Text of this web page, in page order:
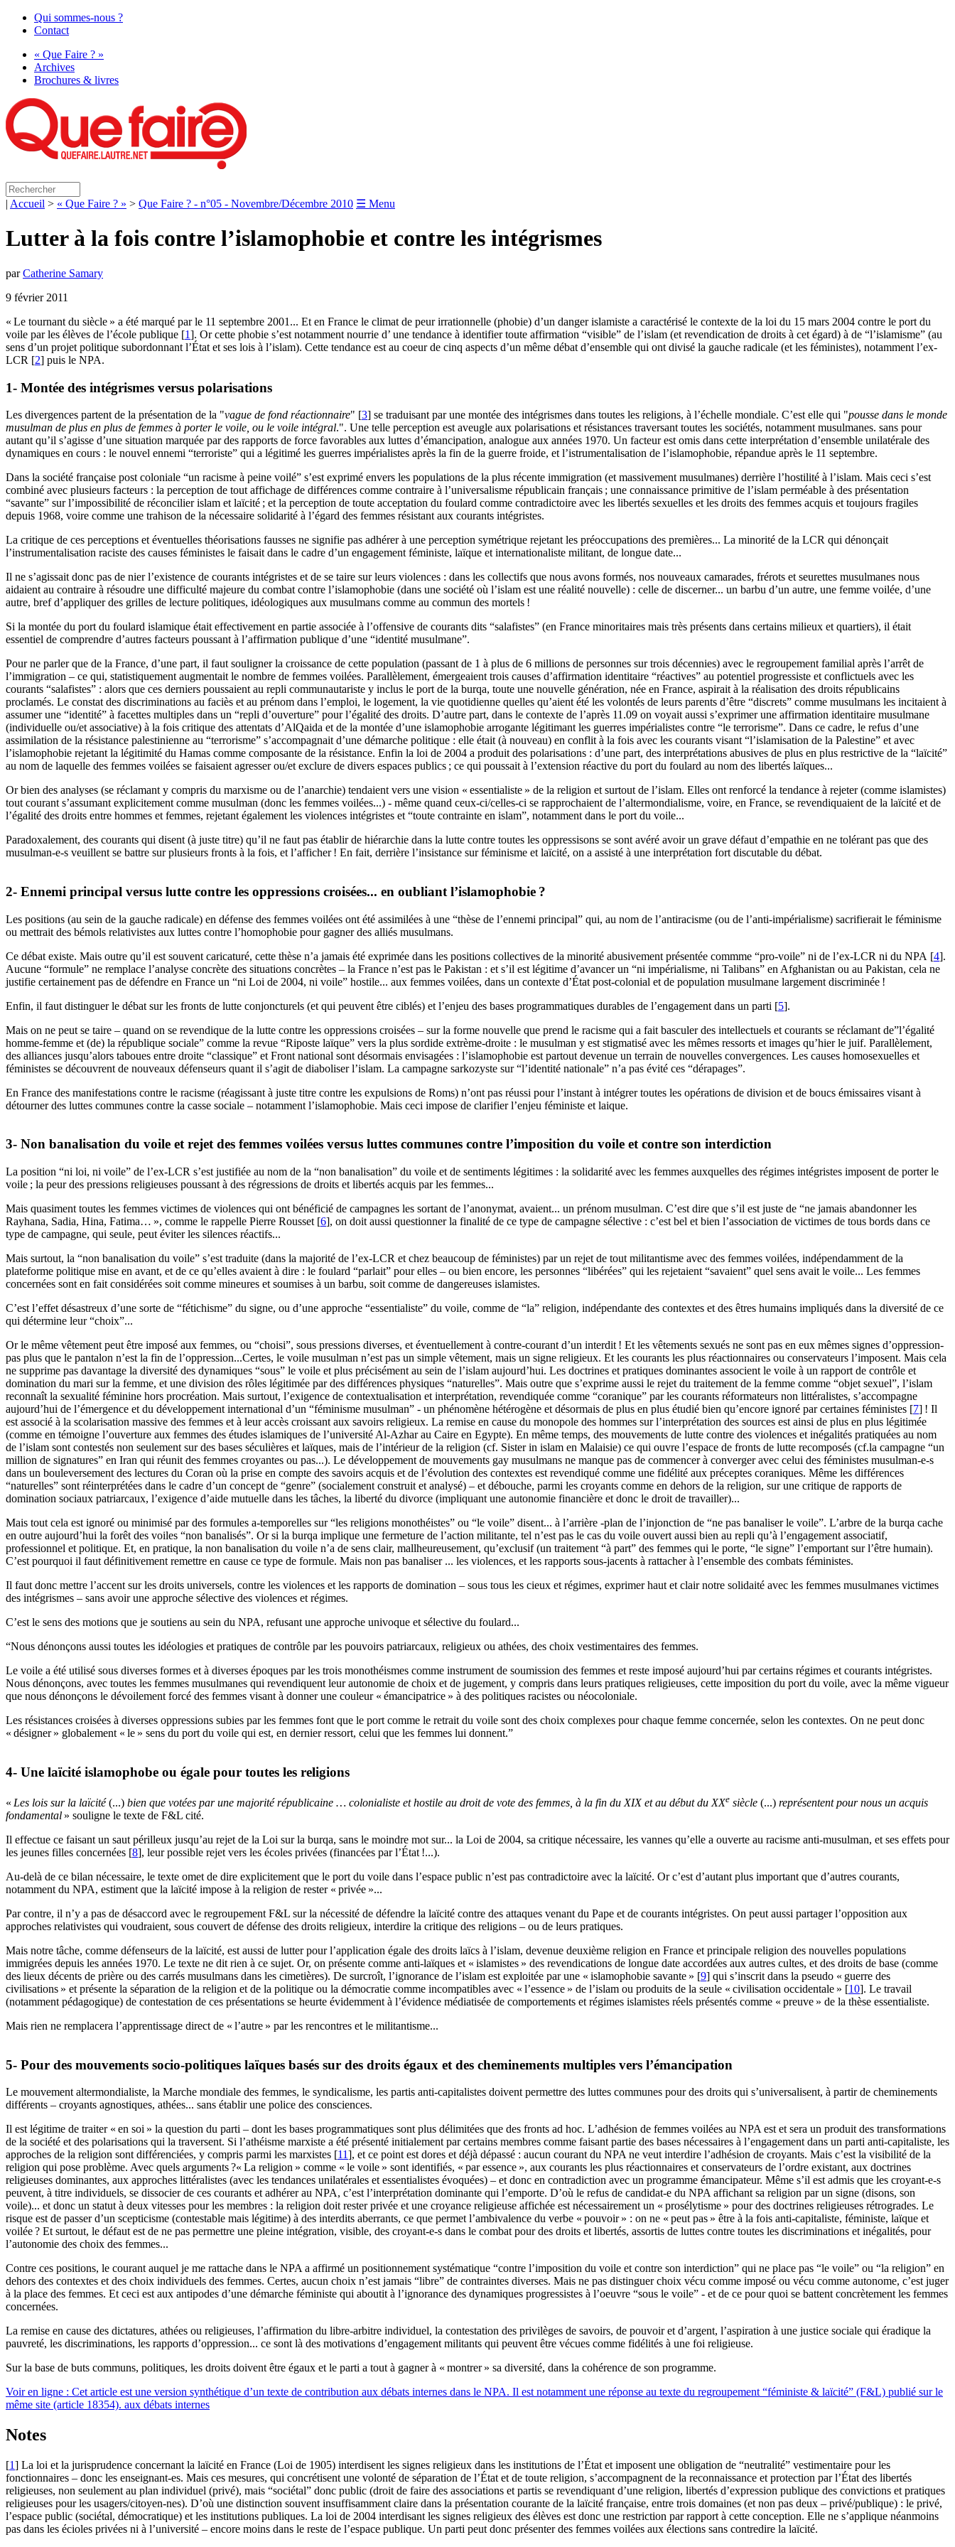
Qui sommes-nous ?
Contact
« Que Faire ? »
Archives
Brochures & livres
| Accueil > « Que Faire ? » > Que Faire ? - n°05 - Novembre/Décembre 2010 ☰ Menu
Lutter à la fois contre l’islamophobie et contre les intégrismes
parCatherine Samary
9 février 2011
« Le tournant du siècle » a été marqué par le 11 septembre 2001... Et en France le climat de peur irrationnelle (phobie) d’un danger islamiste a caractérisé le contexte de la loi du 15 mars 2004 contre le port du
voile par les élèves de l’école publique [1]. Or cette phobie s’est notamment nourrie d’ une tendance à identifier toute affirmation “visible” de l’islam (et revendication de droits à cet égard) à de “l’islamisme” (au
sens d’un projet politique subordonnant l’État et ses lois à l’islam). Cette tendance est au coeur de cinq aspects d’un même débat d’ensemble qui ont divisé la gauche radicale (et les féministes), notamment l’ex-
LCR [2] puis le NPA.
1- Montée des intégrismes versus polarisations
Les divergences partent de la présentation de la "vague de fond réactionnaire" [3] se traduisant par une montée des intégrismes dans toutes les religions, à l’échelle mondiale. C’est elle qui "pousse dans le monde
musulman de plus en plus de femmes à porter le voile, ou le voile intégral.". Une telle perception est aveugle aux polarisations et résistances traversant toutes les sociétés, notamment musulmanes. sans pour
autant qu’il s’agisse d’une situation marquée par des rapports de force favorables aux luttes d’émancipation, analogue aux années 1970. Un facteur est omis dans cette interprétation d’ensemble unilatérale des
dynamiques en cours : le nouvel ennemi “terroriste” qui a légitimé les guerres impérialistes après la fin de la guerre froide, et l’istrumentalisation de l’islamophobie, répandue après le 11 septembre.
Dans la société française post coloniale “un racisme à peine voilé” s’est exprimé envers les populations de la plus récente immigration (et massivement musulmanes) derrière l’hostilité à l’islam. Mais ceci s’est
combiné avec plusieurs facteurs : la perception de tout affichage de différences comme contraire à l’universalisme républicain français ; une connaissance primitive de l’islam perméable à des présentation
“savante” sur l’impossibilité de réconcilier islam et laïcité ; et la perception de toute acceptation du foulard comme contradictoire avec les libertés sexuelles et les droits des femmes acquis et toujours fragiles
depuis 1968, voire comme une trahison de la nécessaire solidarité à l’égard des femmes résistant aux courants intégristes.
La critique de ces perceptions et éventuelles théorisations fausses ne signifie pas adhérer à une perception symétrique rejetant les préoccupations des premières... La minorité de la LCR qui dénonçait
l’instrumentalisation raciste des causes féministes le faisait dans le cadre d’un engagement féministe, laïque et internationaliste militant, de longue date...
Il ne s’agissait donc pas de nier l’existence de courants intégristes et de se taire sur leurs violences : dans les collectifs que nous avons formés, nos nouveaux camarades, frérots et seurettes musulmanes nous
aidaient au contraire à résoudre une difficulté majeure du combat contre l’islamophobie (dans une société où l’islam est une réalité nouvelle) : celle de discerner... un barbu d’un autre, une femme voilée, d’une
autre, bref d’appliquer des grilles de lecture politiques, idéologiques aux musulmans comme au commun des mortels !
Si la montée du port du foulard islamique était effectivement en partie associée à l’offensive de courants dits “salafistes” (en France minoritaires mais très présents dans certains milieux et quartiers), il était
essentiel de comprendre d’autres facteurs poussant à l’affirmation publique d’une “identité musulmane”.
Pour ne parler que de la France, d’une part, il faut souligner la croissance de cette population (passant de 1 à plus de 6 millions de personnes sur trois décennies) avec le regroupement familial après l’arrêt de
l’immigration – ce qui, statistiquement augmentait le nombre de femmes voilées. Parallèlement, émergeaient trois causes d’affirmation identitaire “réactives” au potentiel progressiste et conflictuels avec les
courants “salafistes” : alors que ces derniers poussaient au repli communautariste y inclus le port de la burqa, toute une nouvelle génération, née en France, aspirait à la réalisation des droits républicains
proclamés. Le constat des discriminations au faciès et au prénom dans l’emploi, le logement, la vie quotidienne quelles qu’aient été les volontés de leurs parents d’être “discrets” comme musulmans les incitaient à
assumer une “identité” à facettes multiples dans un “repli d’ouverture” pour l’égalité des droits. D’autre part, dans le contexte de l’après 11.09 on voyait aussi s’exprimer une affirmation identitaire musulmane
(individuelle ou/et associative) à la fois critique des attentats d’AlQaida et de la montée d’une islamophobie arrogante légitimant les guerres impérialistes contre “le terrorisme”. Dans ce cadre, le refus d’une
assimilation de la résistance palestinienne au “terrorisme” s’accompagnait d’une démarche politique : elle était (à nouveau) en conflit à la fois avec les courants visant “l’islamisation de la Palestine” et avec
l’islamophobie rejetant la légitimité du Hamas comme composante de la résistance. Enfin la loi de 2004 a produit des polarisations : d’une part, des interprétations abusives de plus en plus restrictive de la “laïcité”
au nom de laquelle des femmes voilées se faisaient agresser ou/et exclure de divers espaces publics ; ce qui poussait à l’extension réactive du port du foulard au nom des libertés laïques...
Or bien des analyses (se réclamant y compris du marxisme ou de l’anarchie) tendaient vers une vision « essentialiste » de la religion et surtout de l’islam. Elles ont renforcé la tendance à rejeter (comme islamistes)
tout courant s’assumant explicitement comme musulman (donc les femmes voilées...) - même quand ceux-ci/celles-ci se rapprochaient de l’altermondialisme, voire, en France, se revendiquaient de la laïcité et de
l’égalité des droits entre hommes et femmes, rejetant également les violences intégristes et “toute contrainte en islam”, notamment dans le port du voile...
Paradoxalement, des courants qui disent (à juste titre) qu’il ne faut pas établir de hiérarchie dans la lutte contre toutes les oppressisons se sont avéré avoir un grave défaut d’empathie en ne tolérant pas que des
musulman-e-s veuillent se battre sur plusieurs fronts à la fois, et l’afficher ! En fait, derrière l’insistance sur féminisme et laïcité, on a assisté à une interprétation fort discutable du débat.
2- Ennemi principal versus lutte contre les oppressions croisées... en oubliant l’islamophobie ?
Les positions (au sein de la gauche radicale) en défense des femmes voilées ont été assimilées à une “thèse de l’ennemi principal” qui, au nom de l’antiracisme (ou de l’anti-impérialisme) sacrifierait le féminisme
ou mettrait des bémols relativistes aux luttes contre l’homophobie pour gagner des alliés musulmans.
Ce débat existe. Mais outre qu’il est souvent caricaturé, cette thèse n’a jamais été exprimée dans les positions collectives de la minorité abusivement présentée commme “pro-voile” ni de l’ex-LCR ni du NPA [4].
Aucune “formule” ne remplace l’analyse concrète des situations concrètes – la France n’est pas le Pakistan : et s’il est légitime d’avancer un “ni impérialisme, ni Talibans” en Afghanistan ou au Pakistan, cela ne
justifie certainement pas de défendre en France un “ni Loi de 2004, ni voile” hostile... aux femmes voilées, dans un contexte d’État post-colonial et de population musulmane largement discriminée !
Enfin, il faut distinguer le débat sur les fronts de lutte conjoncturels (et qui peuvent être ciblés) et l’enjeu des bases programmatiques durables de l’engagement dans un parti [5].
Mais on ne peut se taire – quand on se revendique de la lutte contre les oppressions croisées – sur la forme nouvelle que prend le racisme qui a fait basculer des intellectuels et courants se réclamant de”l’égalité
homme-femme et (de) la république sociale” comme la revue “Riposte laïque” vers la plus sordide extrème-droite : le musulman y est stigmatisé avec les mêmes ressorts et images qu’hier le juif. Parallèlement,
des alliances jusqu’alors taboues entre droite “classique” et Front national sont désormais envisagées : l’islamophobie est partout devenue un terrain de nouvelles convergences. Les causes homosexuelles et
féministes se découvrent de nouveaux défenseurs quant il s’agit de diaboliser l’islam. La campagne sarkozyste sur “l’identité nationale” n’a pas évité ces “dérapages”.
En France des manifestations contre le racisme (réagissant à juste titre contre les expulsions de Roms) n’ont pas réussi pour l’instant à intégrer toutes les opérations de division et de boucs émissaires visant à
détourner des luttes communes contre la casse sociale – notamment l’islamophobie. Mais ceci impose de clarifier l’enjeu féministe et laique.
3- Non banalisation du voile et rejet des femmes voilées versus luttes communes contre l’imposition du voile et contre son interdiction
La position “ni loi, ni voile” de l’ex-LCR s’est justifiée au nom de la “non banalisation” du voile et de sentiments légitimes : la solidarité avec les femmes auxquelles des régimes intégristes imposent de porter le
voile ; la peur des pressions religieuses poussant à des régressions de droits et libertés acquis par les femmes...
Mais quasiment toutes les femmes victimes de violences qui ont bénéficié de campagnes les sortant de l’anonymat, avaient... un prénom musulman. C’est dire que s’il est juste de “ne jamais abandonner les
Rayhana, Sadia, Hina, Fatima… », comme le rappelle Pierre Rousset [6], on doit aussi questionner la finalité de ce type de campagne sélective : c’est bel et bien l’association de victimes de tous bords dans ce
type de campagne, qui seule, peut éviter les silences réactifs...
Mais surtout, la “non banalisation du voile” s’est traduite (dans la majorité de l’ex-LCR et chez beaucoup de féministes) par un rejet de tout militantisme avec des femmes voilées, indépendamment de la
plateforme politique mise en avant, et de ce qu’elles avaient à dire : le foulard “parlait” pour elles – ou bien encore, les personnes “libérées” qui les rejetaient “savaient” quel sens avait le voile... Les femmes
concernées sont en fait considérées soit comme mineures et soumises à un barbu, soit comme de dangereuses islamistes.
C’est l’effet désastreux d’une sorte de “fétichisme” du signe, ou d’une approche “essentialiste” du voile, comme de “la” religion, indépendante des contextes et des êtres humains impliqués dans la diversité de ce
qui détermine leur “choix”...
Or le même vêtement peut être imposé aux femmes, ou “choisi”, sous pressions diverses, et éventuellement à contre-courant d’un interdit ! Et les vêtements sexués ne sont pas en eux mêmes signes d’oppression-
pas plus que le pantalon n’est la fin de l’oppression...Certes, le voile musulman n’est pas un simple vêtement, mais un signe religieux. Et les courants les plus réactionnaires ou conservateurs l’imposent. Mais cela
ne supprime pas davantage la diversité des dynamiques “sous” le voile et plus précisément au sein de l’islam aujourd’hui. Les doctrines et pratiques dominantes associent le voile à un rapport de contrôle et
domination du mari sur la femme, et une division des rôles légitimée par des différences physiques “naturelles”. Mais outre que s’exprime aussi le rejet du traitement de la femme comme “objet sexuel”, l’islam
reconnaît la sexualité féminine hors procréation. Mais surtout, l’exigence de contextualisation et interprétation, revendiquée comme “coranique” par les courants réformateurs non littéralistes, s’accompagne
aujourd’hui de l’émergence et du développement international d’un “féminisme musulman” - un phénomène hétérogène et désormais de plus en plus étudié bien qu’encore ignoré par certaines féministes [7] ! Il
est associé à la scolarisation massive des femmes et à leur accès croissant aux savoirs religieux. La remise en cause du monopole des hommes sur l’interprétation des sources est ainsi de plus en plus légitimée
(comme en témoigne l’ouverture aux femmes des études islamiques de l’université Al-Azhar au Caire en Egypte). En même temps, des mouvements de lutte contre des violences et inégalités pratiquées au nom
de l’islam sont contestés non seulement sur des bases séculières et laïques, mais de l’intérieur de la religion (cf. Sister in islam en Malaisie) ce qui ouvre l’espace de fronts de lutte recomposés (cf.la campagne “un
million de signatures” en Iran qui réunit des femmes croyantes ou pas...). Le développement de mouvements gay musulmans ne manque pas de commencer à converger avec celui des féministes musulman-e-s
dans un bouleversement des lectures du Coran où la prise en compte des savoirs acquis et de l’évolution des contextes est revendiqué comme une fidélité aux préceptes coraniques. Même les différences
“naturelles” sont réinterprétées dans le cadre d’un concept de “genre” (socialement construit et analysé) – et débouche, parmi les croyants comme en dehors de la religion, sur une critique de rapports de
domination sociaux patriarcaux, l’exigence d’aide mutuelle dans les tâches, la liberté du divorce (impliquant une autonomie financière et donc le droit de travailler)...
Mais tout cela est ignoré ou minimisé par des formules a-temporelles sur “les religions monothéistes” ou “le voile” disent... à l’arrière -plan de l’injonction de “ne pas banaliser le voile”. L’arbre de la burqa cache
en outre aujourd’hui la forêt des voiles “non banalisés”. Or si la burqa implique une fermeture de l’action militante, tel n’est pas le cas du voile ouvert aussi bien au repli qu’à l’engagement associatif,
professionnel et politique. Et, en pratique, la non banalisation du voile n’a de sens clair, mallheureusement, qu’exclusif (un traitement “à part” des femmes qui le porte, “le signe” l’emportant sur l’être humain).
C’est pourquoi il faut définitivement remettre en cause ce type de formule. Mais non pas banaliser ... les violences, et les rapports sous-jacents à rattacher à l’ensemble des combats féministes.
Il faut donc mettre l’accent sur les droits universels, contre les violences et les rapports de domination – sous tous les cieux et régimes, exprimer haut et clair notre solidaité avec les femmes musulmanes victimes
des intégrismes – sans avoir une approche sélective des violences et régimes.
C’est le sens des motions que je soutiens au sein du NPA, refusant une approche univoque et sélective du foulard...
“Nous dénonçons aussi toutes les idéologies et pratiques de contrôle par les pouvoirs patriarcaux, religieux ou athées, des choix vestimentaires des femmes.
Le voile a été utilisé sous diverses formes et à diverses époques par les trois monothéismes comme instrument de soumission des femmes et reste imposé aujourd’hui par certains régimes et courants intégristes.
Nous dénonçons, avec toutes les femmes musulmanes qui revendiquent leur autonomie de choix et de jugement, y compris dans leurs pratiques religieuses, cette imposition du port du voile, avec la même vigueur
que nous dénonçons le dévoilement forcé des femmes visant à donner une couleur « émancipatrice » à des politiques racistes ou néocoloniale.
Les résistances croisées à diverses oppressions subies par les femmes font que le port comme le retrait du voile sont des choix complexes pour chaque femme concernée, selon les contextes. On ne peut donc
« désigner » globalement « le » sens du port du voile qui est, en dernier ressort, celui que les femmes lui donnent.”
4- Une laïcité islamophobe ou égale pour toutes les religions
« Les lois sur la laïcité(...) bien que votées par une majorité républicaine … colonialiste et hostile au droit de vote des femmes, à la fin du XIXet au début du XXe siècle (...) représentent pour nous un acquis
fondamental » souligne le texte de F&L cité.
Il effectue ce faisant un saut périlleux jusqu’au rejet de la Loi sur la burqa, sans le moindre mot sur... la Loi de 2004, sa critique nécessaire, les vannes qu’elle a ouverte au racisme anti-musulman, et ses effets pour
les jeunes filles concernées [8], leur possible rejet vers les écoles privées (financées par l’État !...).
Au-delà de ce bilan nécessaire, le texte omet de dire explicitement que le port du voile dans l’espace public n’est pas contradictoire avec la laïcité. Or c’est d’autant plus important que d’autres courants,
notamment du NPA, estiment que la laïcité impose à la religion de rester « privée »...
Par contre, il n’y a pas de désaccord avec le regroupement F&L sur la nécessité de défendre la laïcité contre des attaques venant du Pape et de courants intégristes. On peut aussi partager l’opposition aux
approches relativistes qui voudraient, sous couvert de défense des droits religieux, interdire la critique des religions – ou de leurs pratiques.
Mais notre tâche, comme défenseurs de la laïcité, est aussi de lutter pour l’application égale des droits laïcs à l’islam, devenue deuxième religion en France et principale religion des nouvelles populations
immigrées depuis les années 1970. Le texte ne dit rien à ce sujet. Or, on présente comme anti-laïques et « islamistes » des revendications de longue date accordées aux autres cultes, et des droits de base (comme
des lieux décents de prière ou des carrés musulmans dans les cimetières). De surcroît, l’ignorance de l’islam est exploitée par une « islamophobie savante » [9] qui s’inscrit dans la pseudo « guerre des
civilisations » et présente la séparation de la religion et de la politique ou la démocratie comme incompatibles avec « l’essence » de l’islam ou produits de la seule « civilisation occidentale » [10]. Le travail
(notamment pédagogique) de contestation de ces présentations se heurte évidemment à l’évidence médiatisée de comportements et régimes islamistes réels présentés comme « preuve » de la thèse essentialiste.
Mais rien ne remplacera l’apprentissage direct de « l’autre » par les rencontres et le militantisme...
5- Pour des mouvements socio-politiques laïques basés sur des droits égaux et des cheminements multiples vers l’émancipation
Le mouvement altermondialiste, la Marche mondiale des femmes, le syndicalisme, les partis anti-capitalistes doivent permettre des luttes communes pour des droits qui s’universalisent, à partir de cheminements
différents – croyants agnostiques, athées... sans établir une police des consciences.
Il est légitime de traiter « en soi » la question du parti – dont les bases programmatiques sont plus délimitées que des fronts ad hoc. L’adhésion de femmes voilées au NPA est et sera un produit des transformations
de la société et des polarisations qui la traversent. Si l’athéisme marxiste a été présenté initialement par certains membres comme faisant partie des bases nécessaires à l’engagement dans un parti anti-capitaliste, les
approches de la religion sont différenciées, y compris parmi les marxistes [11], et ce point est dores et déjà dépassé : aucun courant du NPA ne veut interdire l’adhésion de croyants. Mais c’est la visibilité de la
religion qui pose problème. Avec quels arguments?« La religion » comme « le voile » sont identifiés, « par essence », aux courants les plus réactionnaires et conservateurs de l’ordre existant, aux doctrines
religieuses dominantes, aux approches littéralistes (avec les tendances unilatérales et essentialistes évoquées) – et donc en contradiction avec un programme émancipateur. Même s’il est admis que les croyant-e-s
peuvent, à titre individuels, se dissocier de ces courants et adhérer au NPA, c’est l’interprétation dominante qui l’emporte. D’où le refus de candidat-e du NPA affichant sa religion par un signe (disons, son
voile)... et donc un statut à deux vitesses pour les membres : la religion doit rester privée et une croyance religieuse affichée est nécessairement un « prosélytisme » pour des doctrines religieuses rétrogrades. Le
risque est de passer d’un scepticisme (contestable mais légitime) à des interdits aberrants, ce que permet l’ambivalence du verbe « pouvoir » : on ne « peut pas » être à la fois anti-capitaliste, féministe, laïque et
voilée? Et surtout, le défaut est de ne pas permettre une pleine intégration, visible, des croyant-e-s dans le combat pour des droits et libertés, assortis de luttes contre toutes les discriminations et inégalités, pour
l’autonomie des choix des femmes...
Contre ces positions, le courant auquel je me rattache dans le NPA a affirmé un positionnement systématique “contre l’imposition du voile et contre son interdiction” qui ne place pas “le voile” ou “la religion” en
dehors des contextes et des choix individuels des femmes. Certes, aucun choix n’est jamais “libre” de contraintes diverses. Mais ne pas distinguer choix vécu comme imposé ou vécu comme autonome, c’est juger
à la place des femmes. Et ceci est aux antipodes d’une démarche féministe qui aboutit à l’ignorance des dynamiques progressistes à l’oeuvre “sous le voile” - et de ce pour quoi se battent concrètement les femmes
concernées.
La remise en cause des dictatures, athées ou religieuses, l’affirmation du libre-arbitre individuel, la contestation des privilèges de savoirs, de pouvoir et d’argent, l’aspiration à une justice sociale qui éradique la
pauvreté, les discriminations, les rapports d’oppression... ce sont là des motivations d’engagement militants qui peuvent être vécues comme fidélités à une foi religieuse.
Sur la base de buts communs, politiques, les droits doivent être égaux et le parti a tout à gagner à « montrer » sa diversité, dans la cohérence de son programme.
Voir en ligne : Cet article est une version synthétique d’un texte de contribution aux débats internes dans le NPA. Il est notamment une réponse au texte du regroupement “féministe & laïcité” (F&L) publié sur le
même site (article 18354). aux débats internes
Notes
[1] La loi et la jurisprudence concernant la laïcité en France (Loi de 1905) interdisent les signes religieux dans les institutions de l’État et imposent une obligation de “neutralité” vestimentaire pour les
fonctionnaires – donc les enseignant-es. Mais ces mesures, qui concrétisent une volonté de séparation de l’État et de toute religion, s’accompagnent de la reconnaissance et protection par l’État des libertés
religieuses, non seulement au plan individuel (privé), mais “sociétal” donc public (droit de faire des associations et partis se revendiquant d’une religion, libertés d’expression publique des convictions et pratiques
religieuses pour les usagers/citoyen-nes). D’où une distinction souvent insuffisamment claire dans la présentation courante de la laïcité française, entre trois domaines (et non pas deux – privé/publique) : le privé,
l’espace public (sociétal, démocratique) et les institutions publiques. La loi de 2004 interdisant les signes religieux des élèves est donc une restriction par rapport à cette conception. Elle ne s’applique néanmoins
pas dans les écioles privées ni à l’université – encore moins dans le reste de l’espace publique. Un parti peut donc présenter des femmes voilées aux élections sans contredire la laïcité.